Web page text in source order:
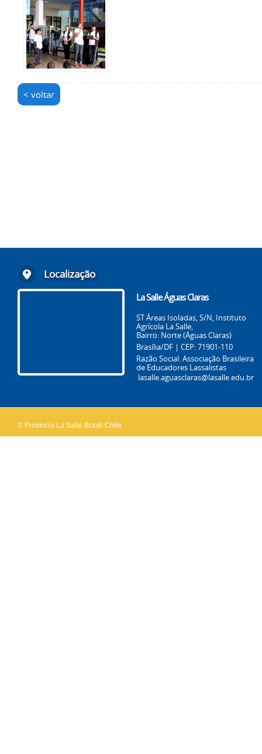
< voltar
Localização
La Salle Águas Claras
ST Áreas Isoladas, S/N, Instituto
Agrícola La Salle,
Bairro: Norte (Águas Claras)
Brasília/DF | CEP: 71901-110
Razão Social: Associação Brasileira
de Educadores Lassalistas
lasalle.aguasclaras@lasalle.edu.br
© Província La Salle Brasil-Chile